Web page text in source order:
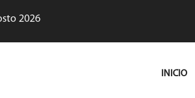
2026
INICIO